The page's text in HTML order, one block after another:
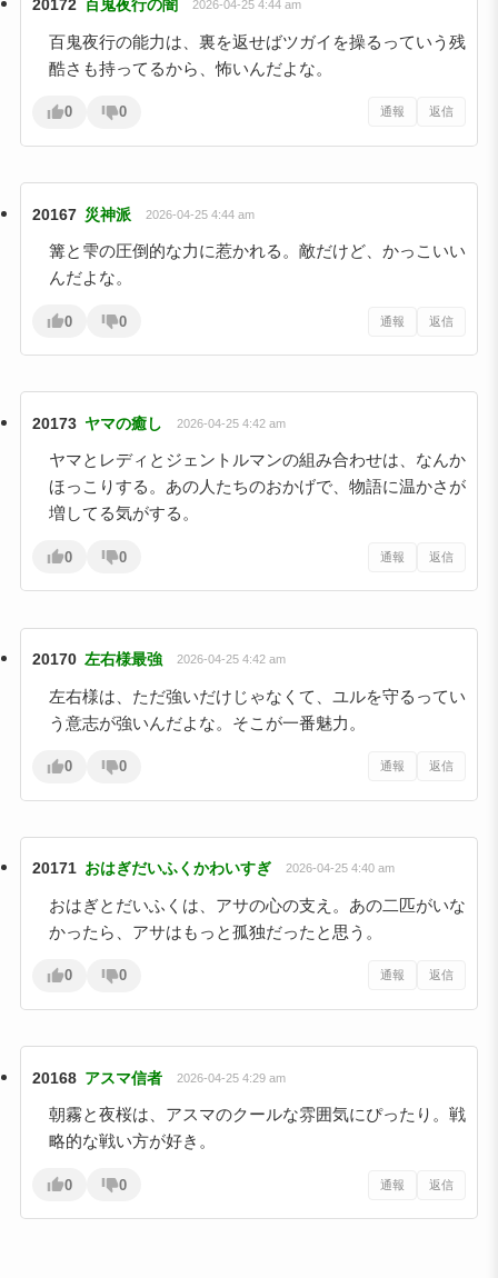
20172 百鬼夜行の闇 2026-04-25 4:44 am
百鬼夜行の能力は、裏を返せばツガイを操るっていう残
酷さも持ってるから、怖いんだよな。
0 0 通報 返信
20167 災神派 2026-04-25 4:44 am
篝と雫の圧倒的な力に惹かれる。敵だけど、かっこいい
んだよな。
0 0 通報 返信
20173 ヤマの癒し 2026-04-25 4:42 am
ヤマとレディとジェントルマンの組み合わせは、なんか
ほっこりする。あの人たちのおかげで、物語に温かさが
増してる気がする。
0 0 通報 返信
20170 左右様最強 2026-04-25 4:42 am
左右様は、ただ強いだけじゃなくて、ユルを守るってい
う意志が強いんだよな。そこが一番魅力。
0 0 通報 返信
20171 おはぎだいふくかわいすぎ 2026-04-25 4:40 am
おはぎとだいふくは、アサの心の支え。あの二匹がいな
かったら、アサはもっと孤独だったと思う。
0 0 通報 返信
20168 アスマ信者 2026-04-25 4:29 am
朝霧と夜桜は、アスマのクールな雰囲気にぴったり。戦
略的な戦い方が好き。
0 0 通報 返信